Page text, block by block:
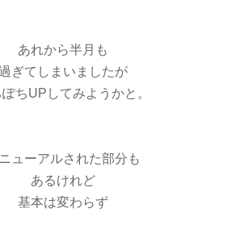
あれから半月も
ぎてしまいましたが
ちUPしてみようかと。
ューアルされた部分も
あるけれど
基本は変わらず